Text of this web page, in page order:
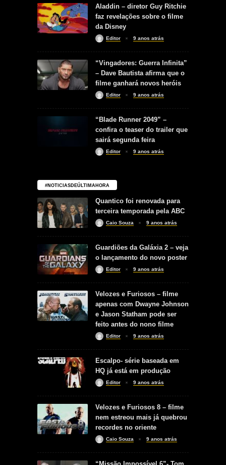
Aladdin – diretor Guy Ritchie
faz revelações sobre o filme
da Disney
Editor 9 anos atrás
“Vingadores: Guerra Infinita”
– Dave Bautista afirma que o
filme ganhará novos heróis
Editor 9 anos atrás
“Blade Runner 2049” –
confira o teaser do trailer que
sairá segunda feira
Editor 9 anos atrás
#NOTICIASDEÚLTIMAHORA
Quantico foi renovada para
terceira temporada pela ABC
Caio Souza 9 anos atrás
Guardiões da Galáxia 2 – veja
o lançamento do novo poster
Editor 9 anos atrás
Velozes e Furiosos – filme
apenas com Dwayne Johnson
e Jason Statham pode ser
feito antes do nono filme
Editor 9 anos atrás
Escalpo- série baseada em
HQ já está em produção
Editor 9 anos atrás
Velozes e Furiosos 8 – filme
nem estreou mais já quebrou
recordes no oriente
Caio Souza 9 anos atrás